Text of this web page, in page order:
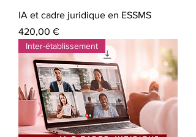
IA et cadre juridique en ESSMS
Prix
420,00 €
Inter-établissement